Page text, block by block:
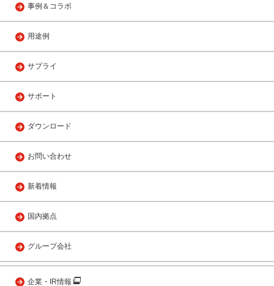
事例＆コラボ
用途例
サプライ
サポート
ダウンロード
お問い合わせ
新着情報
国内拠点
グループ会社
企業・IR情報